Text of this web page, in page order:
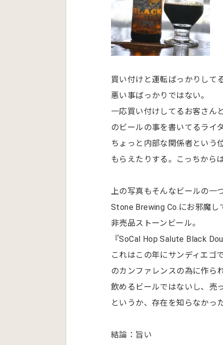
買い付けと運転ばっかりして
悪い事ばっかりではない。
一応買い付けしてるお客さん
のビールの事を書いてるライ
ちょっと内部な関係者という
もらえたりする。こっちから
上の写真もそんなビールの一
Stone Brewing Co.にお邪魔
非売品ストーンビール。
『SoCal Hop Salute Black
これはこの年にサンディエゴ
のカンファレンスの為に作ら
飲めるビールではないし、売
というか、存在を知らなかっ
結論：旨い